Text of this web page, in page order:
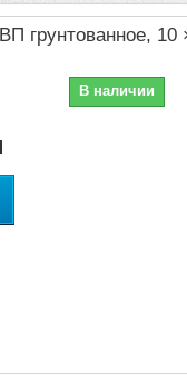
грунтованное, 10
В наличии